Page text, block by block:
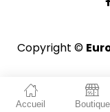
Accueil Boutique
Copyright ©